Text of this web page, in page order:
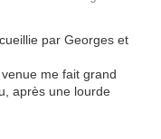
par Georges et
me fait grand
après une lourde